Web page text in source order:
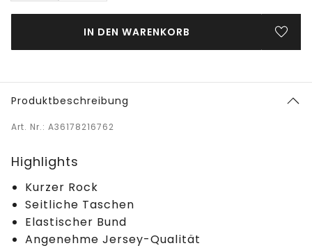
IN DEN WARENKORB
Produktbeschreibung
Art. Nr.: A36178216762
Highlights
Kurzer Rock
Seitliche Taschen
Elastischer Bund
Angenehme Jersey-Qualität